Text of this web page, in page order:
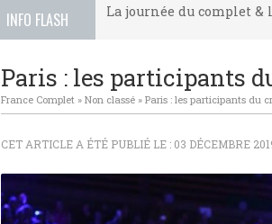
INFO FLASH
La journée du complet
Paris : les participants
France Complet » Non classé » Paris : les participants du
CET ARTICLE A ÉTÉ PUBLIÉ LE : 03 DÉCEMBRE